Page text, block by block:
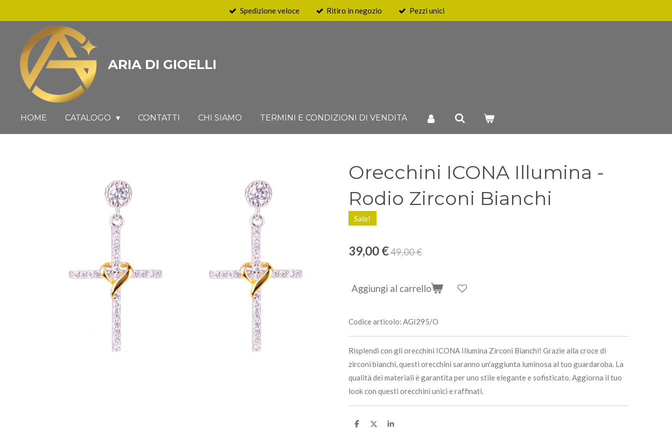
contenuto
principale
Spedizione veloce Ritiro in negozio Pezzi unici
ARIA DI GIOELLI
HOME CATALOGO CONTATTI CHI SIAMO TERMINI E CONDIZIONI DI VENDITA
Orecchini ICONA Illumina -
Rodio Zirconi Bianchi
Sale!
39,00 €49,00 €
Aggiungi al carrello
Codice articolo: AGI295/O
Risplendi con gli orecchini ICONA Illumina Zirconi Bianchi! Grazie alla croce di
zirconi bianchi, questi orecchini saranno un'aggiunta luminosa al tuo guardaroba. La
qualità dei materiali è garantita per uno stile elegante e sofisticato. Aggiorna il tuo
look con questi orecchini unici e raffinati.
C
C
C